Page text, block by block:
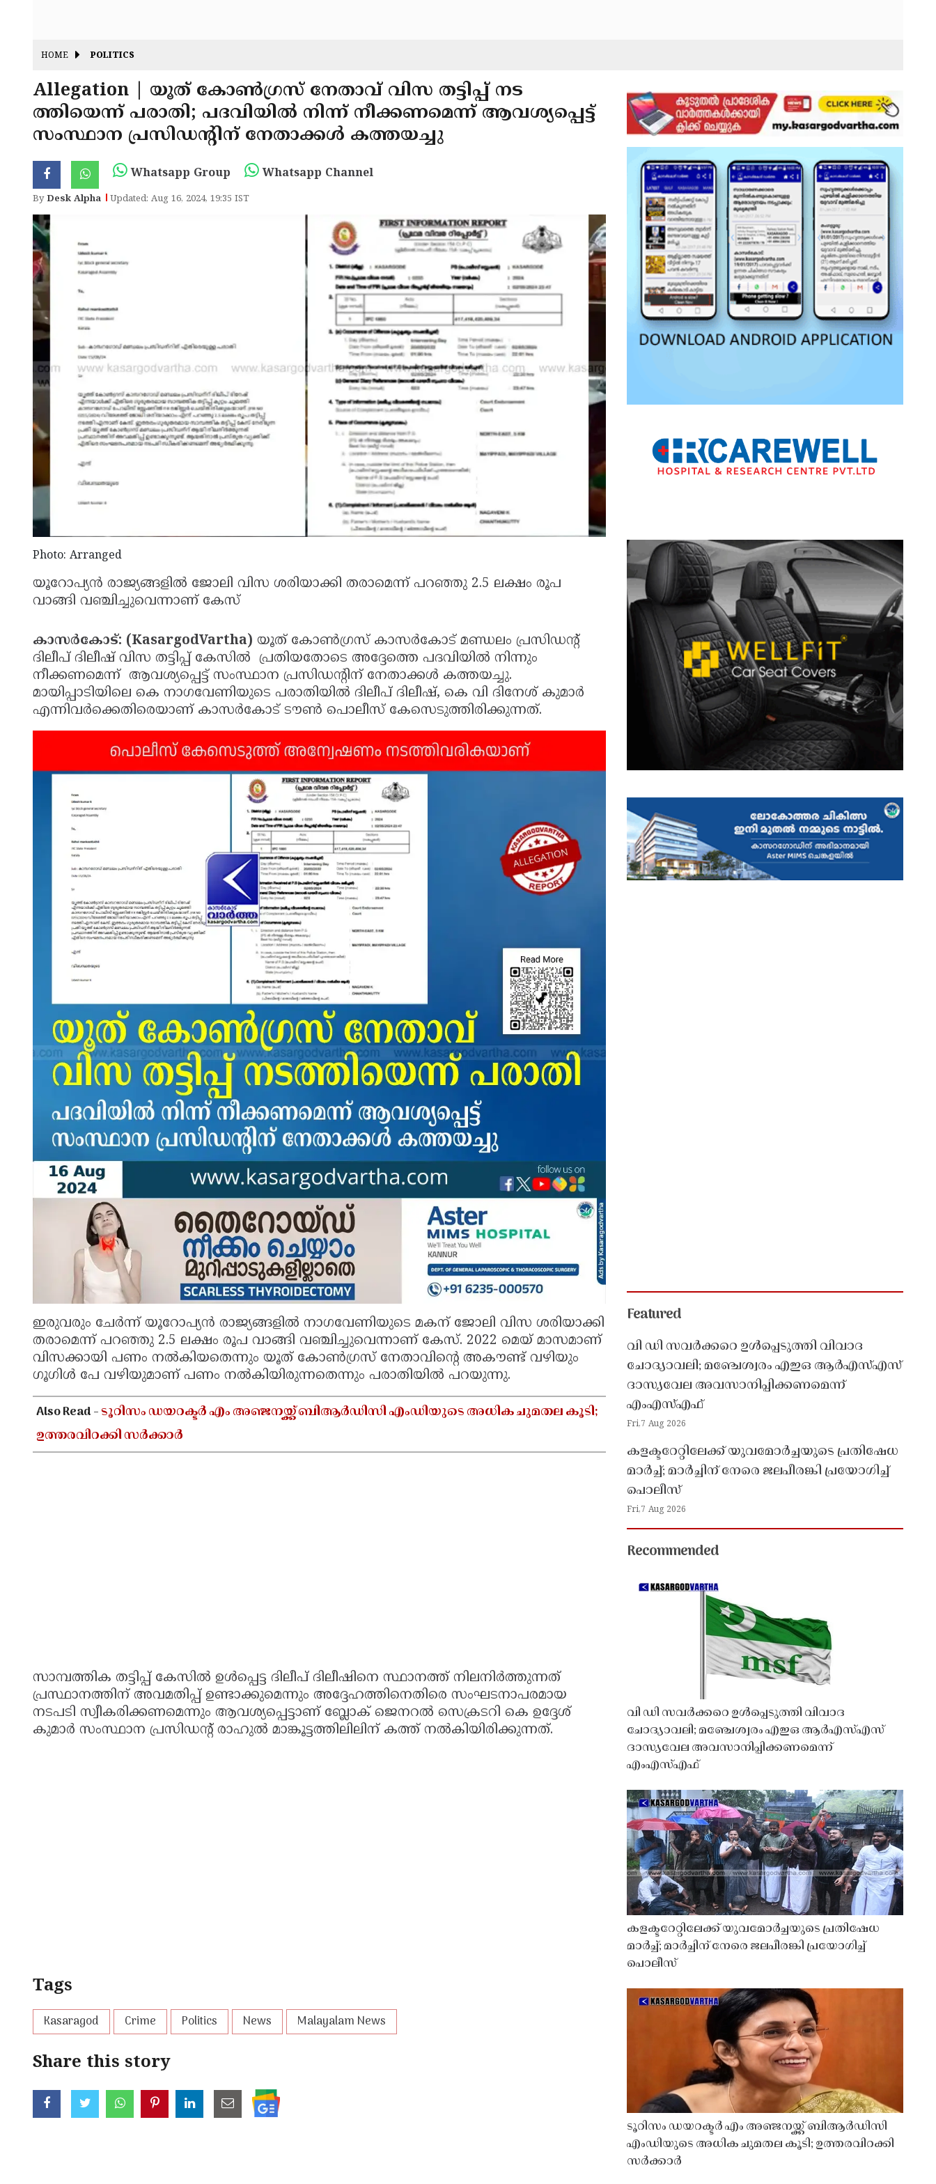
HOME POLITICS
Allegation | യൂത് കോൺഗ്രസ് നേതാവ് വിസ തട്ടിപ്പ് നട
ത്തിയെന്ന് പരാതി; പദവിയിൽ നിന്ന് നീക്കണമെന്ന് ആവശ്യപ്പെട്ട്
സംസ്ഥാന പ്രസിഡന്റിന് നേതാക്കൾ കത്തയച്ചു
Whatsapp Group Whatsapp Channel
ByDesk Alpha Updated: Aug 16, 2024, 19:35 IST
Photo: Arranged
യൂറോപ്യൻ രാജ്യങ്ങളിൽ ജോലി വിസ ശരിയാക്കി തരാമെന്ന് പറഞ്ഞു 2.5 ലക്ഷം രൂപ
വാങ്ങി വഞ്ചിച്ചുവെന്നാണ് കേസ്
കാസർകോട്: (KasargodVartha) യൂത് കോൺഗ്രസ് കാസർകോട് മണ്ഡലം പ്രസിഡന്റ്
ദിലീപ് ദിലീഷ് വിസ തട്ടിപ്പ് കേസിൽ പ്രതിയതോടെ അദ്ദേത്തെ പദവിയിൽ നിന്നും
നീക്കണമെന്ന് ആവശ്യപ്പെട്ട് സംസ്ഥാന പ്രസിഡന്റിന് നേതാക്കൾ കത്തയച്ചു.
മായിപ്പാടിയിലെ കെ നാഗവേണിയുടെ പരാതിയിൽ ദിലീപ് ദിലീഷ്, കെ വി ദിനേശ് കുമാർ
എന്നിവർക്കെതിരെയാണ് കാസർകോട് ടൗൺ പൊലീസ് കേസെടുത്തിരിക്കുന്നത്.
ഇരുവരും ചേർന്ന് യൂറോപ്യൻ രാജ്യങ്ങളിൽ നാഗവേണിയുടെ മകന് ജോലി വിസ ശരിയാക്കി
തരാമെന്ന് പറഞ്ഞു 2.5 ലക്ഷം രൂപ വാങ്ങി വഞ്ചിച്ചുവെന്നാണ് കേസ്. 2022 മെയ് മാസമാണ്
വിസക്കായി പണം നൽകിയതെന്നും യൂത് കോൺഗ്രസ് നേതാവിന്റെ അകൗണ്ട് വഴിയും
ഗൂഗിൾ പേ വഴിയുമാണ് പണം നൽകിയിരുന്നതെന്നും പരാതിയിൽ പറയുന്നു.
Also Read -ടൂറിസം ഡയറക്ടർ എം അഞ്ജനയ്ക്ക് ബിആർഡിസി എംഡിയുടെ അധിക ചുമതല കൂടി;
ഉത്തരവിറക്കി സർക്കാർ
സാമ്പത്തിക തട്ടിപ്പ് കേസിൽ ഉൾപ്പെട്ട ദിലീപ് ദിലീഷിനെ സ്ഥാനത്ത് നിലനിർത്തുന്നത്
പ്രസ്ഥാനത്തിന് അവമതിപ്പ് ഉണ്ടാക്കുമെന്നും അദ്ദേഹത്തിനെതിരെ സംഘടനാപരമായ
നടപടി സ്വീകരിക്കണമെന്നും ആവശ്യപ്പെട്ടാണ് ബ്ലോക് ജെനറൽ സെക്രടറി കെ ഉദ്ദേശ്
കുമാർ സംസ്ഥാന പ്രസിഡന്റ് രാഹുൽ മാങ്കൂട്ടത്തിലിലിന് കത്ത് നൽകിയിരിക്കുന്നത്.
Tags
Kasaragod Crime Politics News Malayalam News
Share this story
Featured
വി ഡി സവർക്കറെ ഉൾപ്പെടുത്തി വിവാദ
ചോദ്യാവലി; മഞ്ചേശ്വരം എഇഒ ആർഎസ്എസ്
ദാസ്യവേല അവസാനിപ്പിക്കണമെന്ന്
എംഎസ്എഫ്
Fri,7 Aug 2026
കളക്ടറേറ്റിലേക്ക് യുവമോർച്ചയുടെ പ്രതിഷേധ
മാർച്ച്; മാർച്ചിന് നേരെ ജലപീരങ്കി പ്രയോഗിച്ച്
പൊലീസ്
Fri,7 Aug 2026
Recommended
വി ഡി സവർക്കറെ ഉൾപ്പെടുത്തി വിവാദ
ചോദ്യാവലി; മഞ്ചേശ്വരം എഇഒ ആർഎസ്എസ്
ദാസ്യവേല അവസാനിപ്പിക്കണമെന്ന്
എംഎസ്എഫ്
കളക്ടറേറ്റിലേക്ക് യുവമോർച്ചയുടെ പ്രതിഷേധ
മാർച്ച്; മാർച്ചിന് നേരെ ജലപീരങ്കി പ്രയോഗിച്ച്
പൊലീസ്
ടൂറിസം ഡയറക്ടർ എം അഞ്ജനയ്ക്ക് ബിആർഡിസി
എംഡിയുടെ അധിക ചുമതല കൂടി; ഉത്തരവിറക്കി
സർക്കാർ